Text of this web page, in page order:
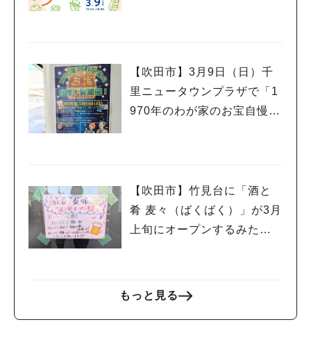
【吹田市】3月9日（日）千
里ニュータウンプラザで「1
970年のわが家のお宝自慢大
【吹田市】竹見台に「酒と
肴 麦々（ばくばく）」が3月
上旬にオープンするみた
もっと見る